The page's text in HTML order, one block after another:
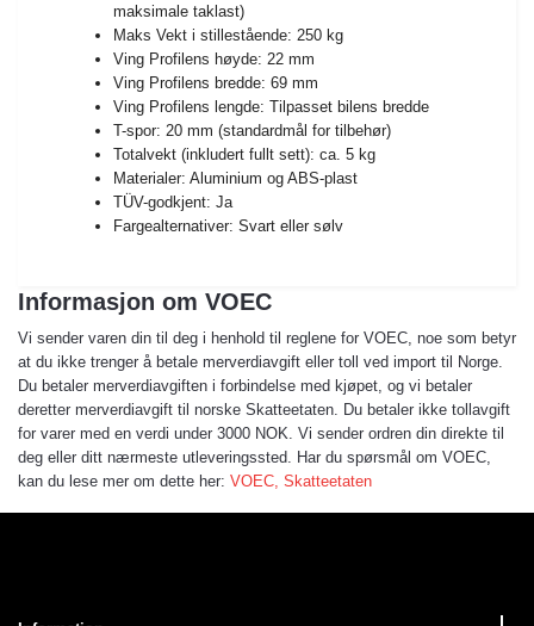
maksimale taklast)
Maks Vekt i stillestående: 250 kg
Ving Profilens høyde: 22 mm
Ving Profilens bredde: 69 mm
Ving Profilens lengde: Tilpasset bilens bredde
T-spor: 20 mm (standardmål for tilbehør)
Totalvekt (inkludert fullt sett): ca. 5 kg
Materialer: Aluminium og ABS-plast
TÜV-godkjent: Ja
Fargealternativer: Svart eller sølv
Informasjon om VOEC
Vi sender varen din til deg i henhold til reglene for VOEC, noe som betyr
at du ikke trenger å betale merverdiavgift eller toll ved import til Norge.
Du betaler merverdiavgiften i forbindelse med kjøpet, og vi betaler
deretter merverdiavgift til norske Skatteetaten. Du betaler ikke tollavgift
for varer med en verdi under 3000 NOK. Vi sender ordren din direkte til
deg eller ditt nærmeste utleveringssted. Har du spørsmål om VOEC,
kan du lese mer om dette her: VOEC, Skatteetaten